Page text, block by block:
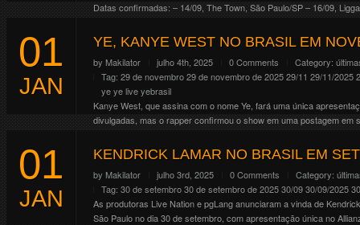
Datas confirmadas: – 14/09, The Town, São Paulo/SP – 16/09,
Continue Reading
01
JAN
YE, KANYE WEST NO BRASIL EM
by Makilator julho 4th, 2025 0 Comments Category:
Tag: 29 de novembro29 de novembro de 202529/11 29/11/2025
yeye liveyebrasil
Kanye West, que assina com o nome Ye, fará uma única
divulgadas, mas o rapper confirmou o show em uma postagem
01
JAN
KENDRICK LAMAR NO BRASIL EM
by Makilator julho 3rd, 2025 0 Comments Category:
Tag: 30 de setembro30 de setembro de 202530/0930/09/2025
As produtoras Live Nation e pgLang anunciaram a vinda de
São Paulo no dia 30 de setembro, com apresentação única no